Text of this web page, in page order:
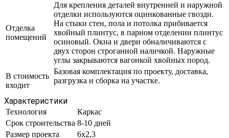
Отделка
помещений
Для крепления деталей внутренней и наружной
отделки используются оцинкованные гвозди.
На стыки стен, пола и потолка прибивается
хвойный плинтус, в парном отделении плинтус
осиновый. Окна и двери обналичиваются с
двух сторон строганной наличкой. Наружные
углы закрываются вагонкой хвойных пород.
В стоимость
входит
Базовая комплектация по проекту, доставка,
разгрузка и сборка на участке.
Характеристики
Технология
Каркас
Срок строительства 8-10 дней
Размер проекта
6x2,3